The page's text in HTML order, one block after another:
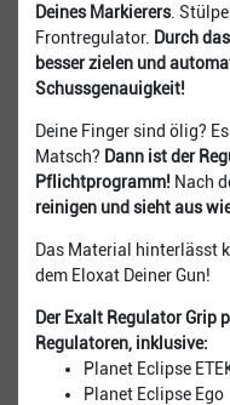
Deines Markierers.
Frontregulator. Durch
besser zielen und
Schussgenauigkeit!
Deine Finger sind ölig?
Matsch? Dann ist der
Pflichtprogramm! Nach
reinigen und sieht aus
Das Material hinterlässt
dem Eloxat Deiner Gun!
Der Exalt Regulator Grip
Regulatoren, inklusive:
Planet Eclipse
Planet Eclipse Ego